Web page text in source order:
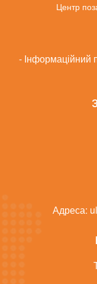
Центр
- Інформаційний
Адреса: